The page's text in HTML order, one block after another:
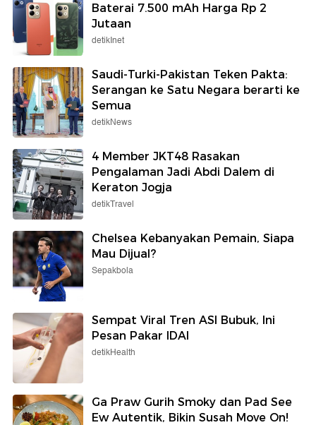
Baterai 7.500 mAh Harga Rp 2
Jutaan
detikInet
Saudi-Turki-Pakistan Teken Pakta:
Serangan ke Satu Negara berarti ke
Semua
detikNews
4 Member JKT48 Rasakan
Pengalaman Jadi Abdi Dalem di
Keraton Jogja
detikTravel
Chelsea Kebanyakan Pemain, Siapa
Mau Dijual?
Sepakbola
Sempat Viral Tren ASI Bubuk, Ini
Pesan Pakar IDAI
detikHealth
Ga Praw Gurih Smoky dan Pad See
Ew Autentik, Bikin Susah Move On!